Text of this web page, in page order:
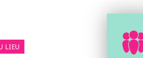
LIEU